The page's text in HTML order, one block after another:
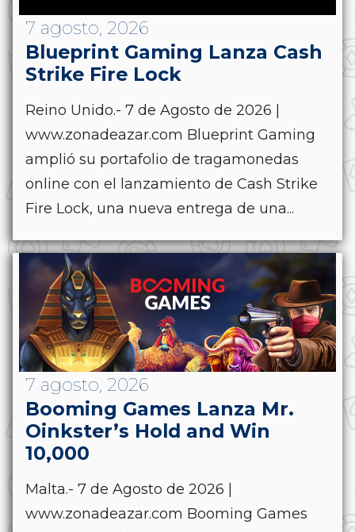
7 agosto, 2026
Blueprint Gaming Lanza Cash
Strike Fire Lock
Reino Unido.- 7 de Agosto de 2026 |
www.zonadeazar.com Blueprint Gaming
amplió su portafolio de tragamonedas
online con el lanzamiento de Cash Strike
Fire Lock, una nueva entrega de una...
7 agosto, 2026
Booming Games Lanza Mr.
Oinkster’s Hold and Win
10,000
Malta.- 7 de Agosto de 2026 |
www.zonadeazar.com Booming Games